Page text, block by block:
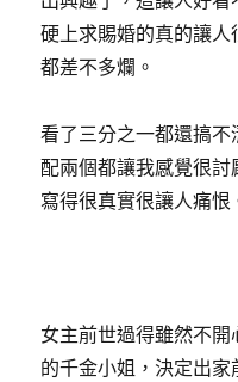
硬上求賜婚的真的讓
都差不多爛。
看了三分之一都還搞
配兩個都讓我感覺很
寫得很真實很讓人痛恨
女主前世過得雖然不
的千金小姐，決定出